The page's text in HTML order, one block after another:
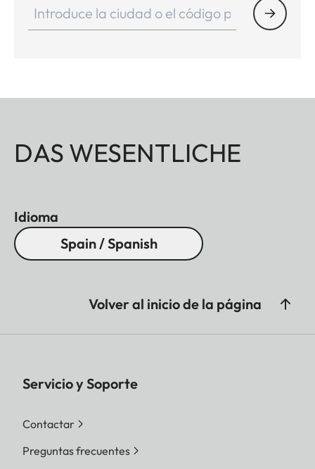
DAS WESENTLICHE
Idioma
Spain / Spanish
Volver al inicio de la página
Servicio y Soporte
Contactar
Preguntas frecuentes